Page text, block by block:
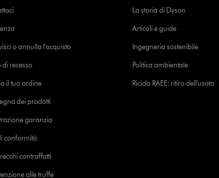
o annulla l'acquisto
di recesso
il tuo ordine
dei prodotti
garanzia
conformità
contraffatti
alle truffe
La storia di Dyson
Articoli e guide
Ingegneria sostenibile
Politica ambientale
Riciclo RAEE: ritiro dell'usato